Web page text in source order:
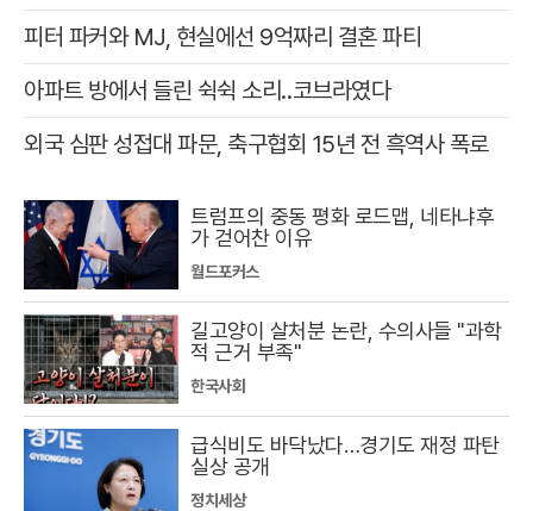
피터 파커와 MJ, 현실에선 9억짜리 결혼 파티
아파트 방에서 들린 쉭쉭 소리‥코브라였다
외국 심판 성접대 파문, 축구협회 15년 전 흑역사 폭로
트럼프의 중동 평화 로드맵, 네타냐후
가 걷어찬 이유
월드포커스
길고양이 살처분 논란, 수의사들 "과학
적 근거 부족"
한국사회
급식비도 바닥났다…경기도 재정 파탄
실상 공개
정치세상